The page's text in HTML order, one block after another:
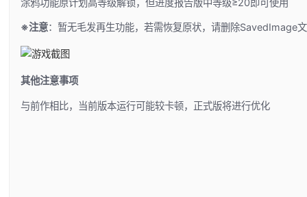
※注意：暂无毛发再生功能，若需恢复原状，请删除SavedImage
其他注意事项
与前作相比，当前版本运行可能较卡顿，正式版将进行优化